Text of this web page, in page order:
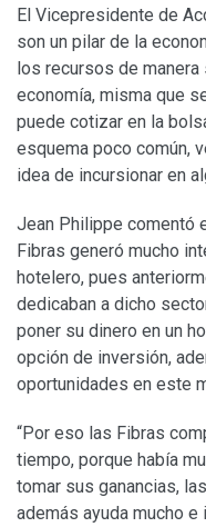
El Vicepresidente de
son un pilar de la
los recursos de
economía, misma que
puede cotizar en la
esquema poco común,
idea de incursionar en
Jean Philippe comentó
Fibras generó mucho
hotelero, pues
dedicaban a dicho
poner su dinero en un
opción de inversión,
oportunidades en este
“Por eso las Fibras
tiempo, porque había
tomar sus ganancias,
además ayuda mucho